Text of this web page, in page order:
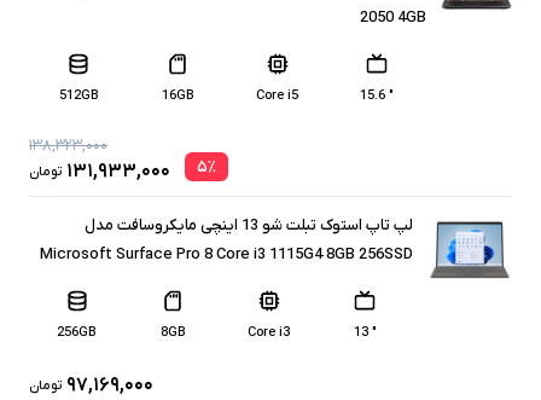
2050 4GB
" 15.6
Core i5
16GB
512GB
۵٪
۱۳۸,۳۲۳,۰۰۰
۱۳۱,۹۳۳,۰۰۰ تومان
لپ تاپ استوک تبلت شو 13 اینچی مایکروسافت مدل
Microsoft Surface Pro 8 Core i3 1115G4 8GB 256SSD
" 13
Core i3
8GB
256GB
۹۷,۱۶۹,۰۰۰ تومان